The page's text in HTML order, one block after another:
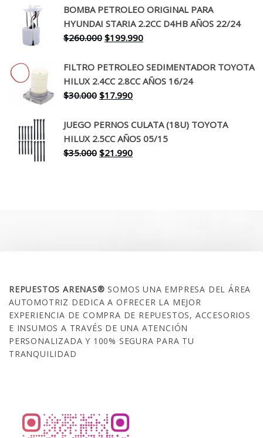
original
era:
$650.000.
actual
es:
$519.990.
BOMBA PETROLEO ORIGINAL PARA
HYUNDAI STARIA 2.2CC D4HB AÑOS 22/24
$260.000 El
original
era:
$260.000.
$199.990El
actual
es:
FILTRO PETROLEO SEDIMENTADOR TOYOTA
HILUX 2.4CC 2.8CC AÑOS 16/24
$30.000 El
original
era:
$30.000.
$17.990El
actual
es:
$17.990.
JUEGO PERNOS CULATA (18U) TOYOTA
HILUX 2.5CC AÑOS 05/15
$35.000 El
$21.990El
REPUESTOS ARENAS®SOMOS UNA EMPRESA DEL ÁREA
AUTOMOTRIZ DEDICA A OFRECER LA MEJOR
EXPERIENCIA DE COMPRA DE REPUESTOS, ACCESORIOS
E INSUMOS A TRAVÉS DE UNA ATENCIÓN
PERSONALIZADA Y 100% SEGURA PARA TU
TRANQUILIDAD